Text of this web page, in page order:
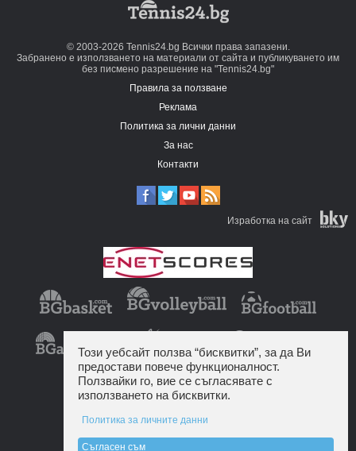
© 2003-2026 Tennis24.bg Всички права запазени.
Забранено е използването на материали от сайта и публикуването им
без писмено разрешение на "Tennis24.bg"
Правила за ползване
Реклама
Политика за лични данни
За нас
Контакти
Изработка на сайт
Този уебсайт ползва “бисквитки”, за да Ви
предостави повече функционалност.
Ползвайки го, вие се съгласявате с
използването на бисквитки.
Политика за личните данни
Съгласен съм